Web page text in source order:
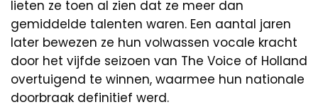
lieten ze toen al zien dat ze meer dan
gemiddelde talenten waren. Een aantal jaren
later bewezen ze hun volwassen vocale kracht
door het vijfde seizoen van The Voice of Holland
overtuigend te winnen, waarmee hun nationale
doorbraak definitief werd.